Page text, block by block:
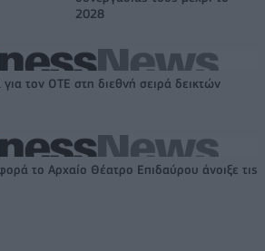
2028
τον ΟΤΕ στη διεθνή σειρά δεικτών
το Αρχαίο Θέατρο Επιδαύρου άνοιξε τις